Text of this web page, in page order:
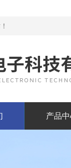
产品